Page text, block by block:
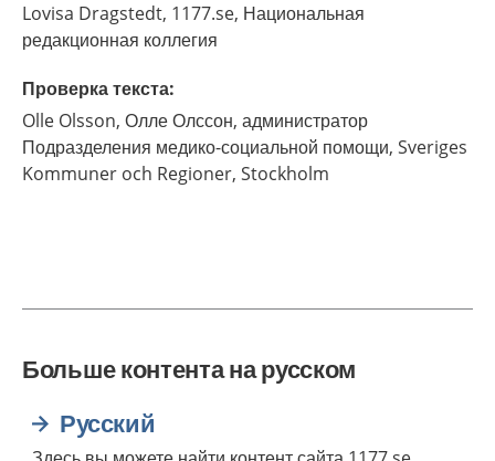
Lovisa Dragstedt, 1177.se, Национальная
редакционная коллегия
Проверка текста:
Olle Olsson, Олле Олссон, администратор
Подразделения медико-социальной помощи, Sveriges
Kommuner och Regioner, Stockholm
Больше контента на русском
Русский